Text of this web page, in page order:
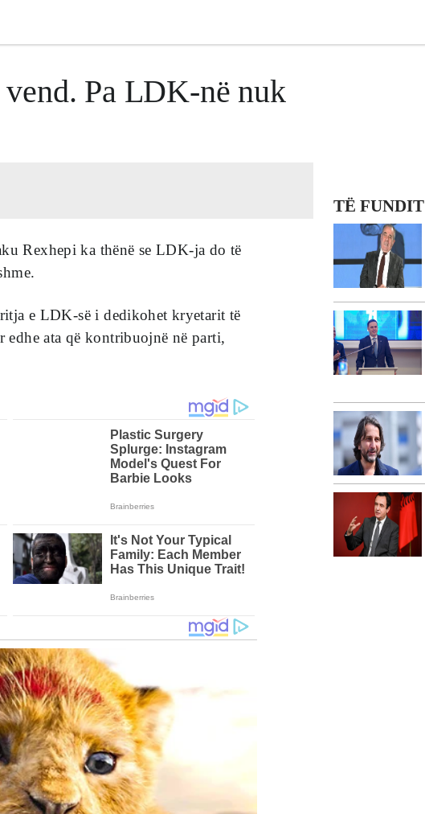
Pa LDK-në nuk
TË FUNDIT
Rexhepi ka thënë se LDK-ja do të
e LDK-së i dedikohet kryetarit të
ata që kontribuojnë në parti,